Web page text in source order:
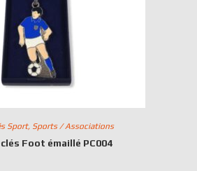
Sport, Sports / Associations
Foot émaillé PC004